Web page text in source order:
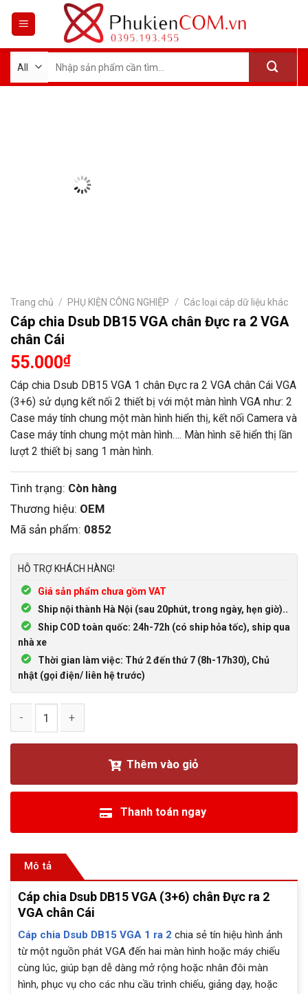
kiếm:
Trang chủ / PHỤ KIỆN CÔNG NGHIỆP / Các loại cáp dữ liệu khác
Cáp chia Dsub DB15 VGA chân Đực ra 2 VGA
chân Cái
55.000₫
Cáp chia Dsub DB15 VGA 1 chân Đực ra 2 VGA chân Cái VGA
(3+6) sử dụng kết nối 2 thiết bị với một màn hình VGA như: 2
Case máy tính chung một màn hình hiển thị, kết nối Camera và
Case máy tính chung một màn hình…. Màn hình sẽ hiển thị lần
lượt 2 thiết bị sang 1 màn hình.
Tình trạng: Còn hàng
Thương hiệu: OEM
Mã sản phẩm: 0852
HỖ TRỢ KHÁCH HÀNG!
Giá sản phẩm chưa gồm VAT
Ship nội thành Hà Nội (sau 20phút, trong ngày, hẹn giờ)..
Ship COD toàn quốc: 24h-72h (có ship hỏa tốc), ship qua
nhà xe
Thời gian làm việc: Thứ 2 đến thứ 7 (8h-17h30), Chủ
nhật (gọi điện/ liên hệ trước)
Thêm vào giỏ
Thanh toán ngay
Mô tả
Cáp chia Dsub DB15 VGA (3+6) chân Đực ra 2
VGA chân Cái
Cáp chia Dsub DB15 VGA 1 ra 2 chia sẻ tín hiệu hình ảnh
từ một nguồn phát VGA đến hai màn hình hoặc máy chiếu
cùng lúc, giúp bạn dễ dàng mở rộng hoặc nhân đôi màn
hình, phục vụ cho các nhu cầu trình chiếu, giảng dạy, hoặc